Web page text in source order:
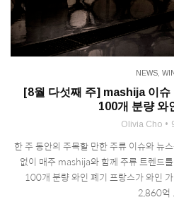
NEWS
[8월 다섯째 주] mashija 이
100개 분량 와
Olivia Cho
한 주 동안의 주목할 만한 주류 이슈와 뉴
없이 매주 mashija와 함께 주류 트렌드
100개 분량 와인 폐기 프랑스가 와인
2,860억